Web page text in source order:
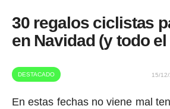
30 regalos ciclistas
en Navidad (y todo
DESTACADO 15/
En estas fechas no viene mal